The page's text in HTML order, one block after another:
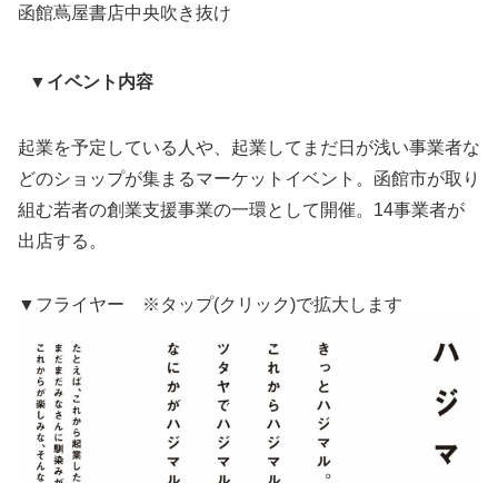
函館蔦屋書店中央吹き抜け
▼イベント内容
起業を予定している人や、起業してまだ日が浅い事業者な
どのショップが集まるマーケットイベント。函館市が取り
組む若者の創業支援事業の一環として開催。14事業者が
出店する。
▼フライヤー ※タップ(クリック)で拡大します